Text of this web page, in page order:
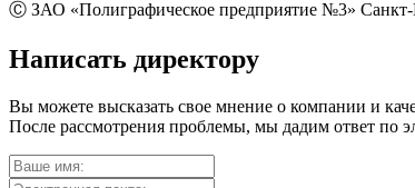
Ⓒ ЗАО «Полиграфическое предприятие №3» Санкт-
Написать директору
Вы можете высказать свое мнение о компании и
После рассмотрения проблемы, мы дадим ответ по